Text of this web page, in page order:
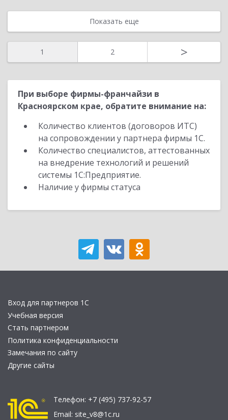
Показать еще
1 2 >
При выборе фирмы-франчайзи в
Красноярском крае, обратите внимание на:
Количество клиентов (договоров ИТС)
на сопровождении у партнера фирмы 1С.
Количество специалистов, аттестованных
на внедрение технологий и решений
системы 1С:Предприятие.
Наличие у фирмы статуса
Вход для партнеров 1С
Учебная версия
Стать партнером
Политика конфиденциальности
Замечания по сайту
Другие сайты
Телефон: +7 (495) 737-92-57
Email: site_v8@1c.ru